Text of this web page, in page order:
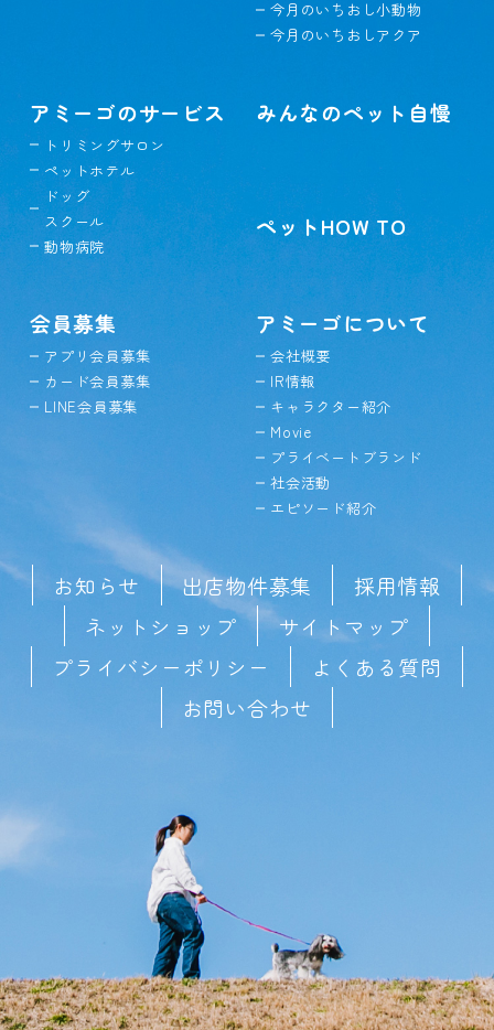
今月のいちおし小動物
今月のいちおしアクア
アミーゴのサービス
トリミングサロン
ペットホテル
ドッグ
スクール
動物病院
みんなのペット自慢
ペットHOW TO
会員募集
アプリ会員募集
カード会員募集
LINE会員募集
アミーゴについて
会社概要
IR情報
キャラクター紹介
Movie
プライベートブランド
社会活動
エピソード紹介
お知らせ 出店物件募集
採用情報
ネットショップ
サイトマップ
プライバシーポリシー
よくある質問
お問い合わせ